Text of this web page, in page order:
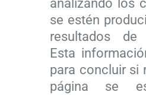
analizando los
se estén
resultados de
Esta
para concluir si
página se
f
o
o
g
r
L
a
f
p